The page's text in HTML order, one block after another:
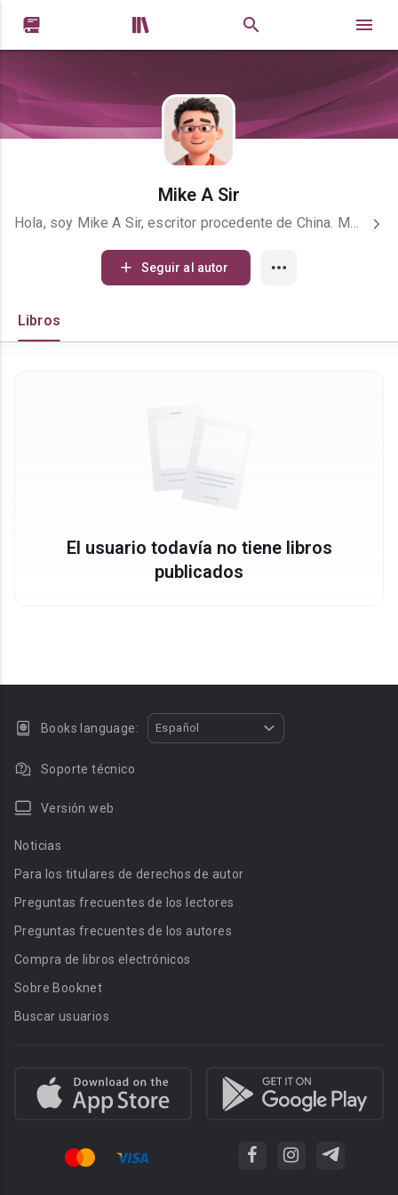
 
Mike A Sir
Hola, soy Mike A Sir, escritor procedente de China. Me apasiona profundamente el idioma español, su cultura, su ritmo, su humor y la forma única de ver la vida que tienen los españoles. Escribo novelas ligeras, humorísticas y adictivas, pensadas para hacer reír, emocionar y pasar un rato inolvidable. Mi estilo es cercano, dinámico y lleno de personajes que parecen de verdad, como si estuvieras charlando en un bar. Si te gustan las historias con ritmo trepidante, humor español y giros inesperados, estás en el perfil correcto. ¡Espero que disfrutes de mis historias tanto como yo disfruto escribiéndolas para ti!
Seguir al autor
Libros
El usuario todavía no tiene libros
publicados
Books language: Español
Soporte técnico
Versión web
Noticias
Para los titulares de derechos de autor
Preguntas frecuentes de los lectores
Preguntas frecuentes de los autores
Compra de libros electrónicos
Sobre Booknet
Buscar usuarios